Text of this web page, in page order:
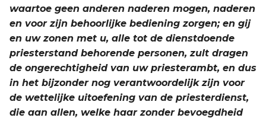
2 Petrus
1 Johannes
2 Johannes
3 Johannes
waartoe geen anderen naderen mogen, naderen
en voor zijn behoorlijke bediening zorgen; en gij
en uw zonen met u, alle tot de dienstdoende
priesterstand behorende personen, zult dragen
de ongerechtigheid van uw priesterambt, en dus
in het bijzonder nog verantwoordelijk zijn voor
de wettelijke uitoefening van de priesterdienst,
die aan allen, welke haar zonder bevoegdheid